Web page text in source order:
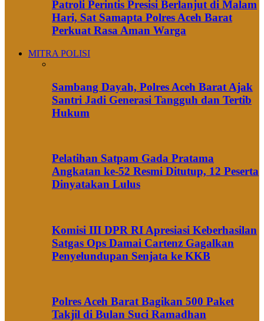
Patroli Perintis Presisi Berlanjut di Malam
Hari, Sat Samapta Polres Aceh Barat
Perkuat Rasa Aman Warga
MITRA POLISI
Sambang Dayah, Polres Aceh Barat Ajak
Santri Jadi Generasi Tangguh dan Tertib
Hukum
Pelatihan Satpam Gada Pratama
Angkatan ke-52 Resmi Ditutup, 12 Peserta
Dinyatakan Lulus
Komisi III DPR RI Apresiasi Keberhasilan
Satgas Ops Damai Cartenz Gagalkan
Penyelundupan Senjata ke KKB
Polres Aceh Barat Bagikan 500 Paket
Takjil di Bulan Suci Ramadhan